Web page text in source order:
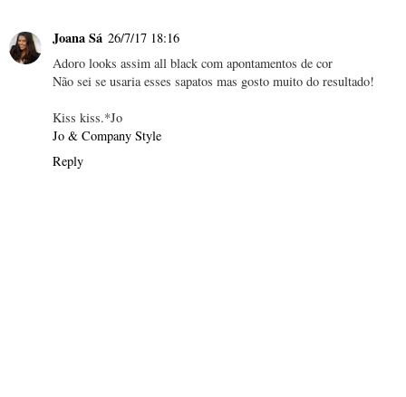
Joana Sá 26/7/17 18:16
Adoro looks assim all black com apontamentos de cor
Não sei se usaria esses sapatos mas gosto muito do resultado!
Kiss kiss.*Jo
Jo & Company Style
Reply